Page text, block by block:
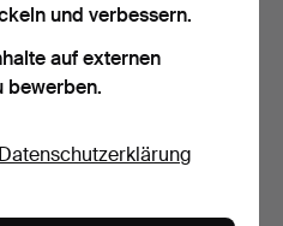
BRITTEN PÅÅG. "Apple",
Glas, gestempelt St…
4 Tage
Schätzwert
und verbessern.
auf externen
bewerben.
Datenschutzerklärung